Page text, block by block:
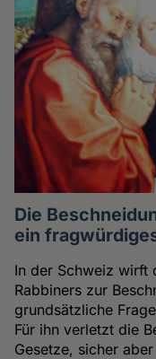
Die
ein
In der Schweiz wirft
Rabbiners zur
grundsätzliche
Für ihn verletzt die
Gesetze, sicher